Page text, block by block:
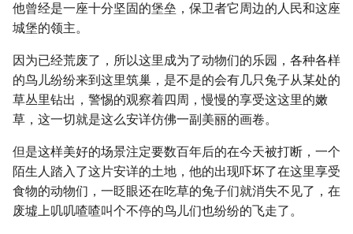
他曾经是一座十分坚固的堡垒，保卫者它周边的人民和这座
城堡的领主。
因为已经荒废了，所以这里成为了动物们的乐园，各种各样
的鸟儿纷纷来到这里筑巢，是不是的会有几只兔子从某处的
草丛里钻出，警惕的观察着四周，慢慢的享受这这里的嫩
草，这一切就是这么安详仿佛一副美丽的画卷。
但是这样美好的场景注定要数百年后的在今天被打断，一个
陌生人踏入了这片安详的土地，他的出现吓坏了在这里享受
食物的动物们，一眨眼还在吃草的兔子们就消失不见了，在
废墟上叽叽喳喳叫个不停的鸟儿们也纷纷的飞走了。